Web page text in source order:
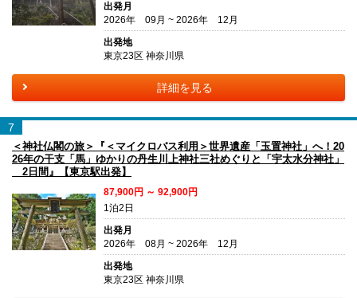
出発月
2026年 09月 ~ 2026年 12月
出発地
東京23区 神奈川県
詳細を見る
7
＜神社仏閣の旅＞『＜マイクロバス利用＞世界遺産「玉置神社」へ！20
26年の干支「馬」ゆかりの丹生川上神社三社めぐりと「宇太水分神社」
2日間』【東京駅出発】
87,900円 ～ 92,900円
1泊2日
出発月
2026年 08月 ~ 2026年 12月
出発地
東京23区 神奈川県